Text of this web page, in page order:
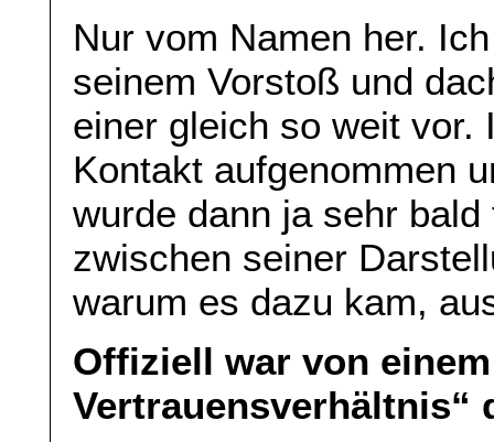
Nur vom Namen her.
seinem Vorstoß und
einer gleich so weit vor.
Kontakt aufgenommen
wurde dann ja sehr
zwischen seiner
warum es dazu kam,
Offiziell war von
Vertrauensverhältnis“